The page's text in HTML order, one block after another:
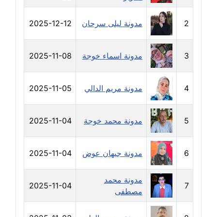
مدونة رفعت عراقي
عاملة
مدونة رهام معلا
عاملة
مدونة ريهام الخميسي
عاملة
مدونة زينات مطاوع
عاملة
مدونة زينب ابو الفضل
عاملة
مدونة زينب حمدي
عاملة
2 مدونة ليلى سرحان 2025-12-12
3 مدونة اسماء خوجة 2025-11-08
4 مدونة مريم الدالي 2025-11-05
5 مدونة محمد خوجة 2025-11-04
6 مدونة جيهان عوض 2025-11-04
7
مدونة محمد
مصطفى
2025-11-04